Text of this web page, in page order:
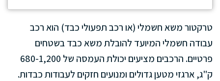
טרקטור משא חשמלי (או רכב תפעולי כבד) הוא רכב
עבודה חשמלי המיועד להובלת משא כבד בשטחים
פרטיים. הרכבים מציעים יכולת העמסה של 680-1,200
ק"ג, ארגזי מטען גדולים ומנועים חזקים לעבודות כבדות.